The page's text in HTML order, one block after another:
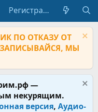
Регистрация
ПО ОТКАЗУ ОТ
ЗАПИСЫВАЙСЯ, МЫ
—
некурящим.
версия, Аудио-